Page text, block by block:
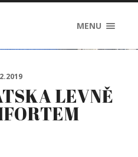
MENU
LEVNĚ